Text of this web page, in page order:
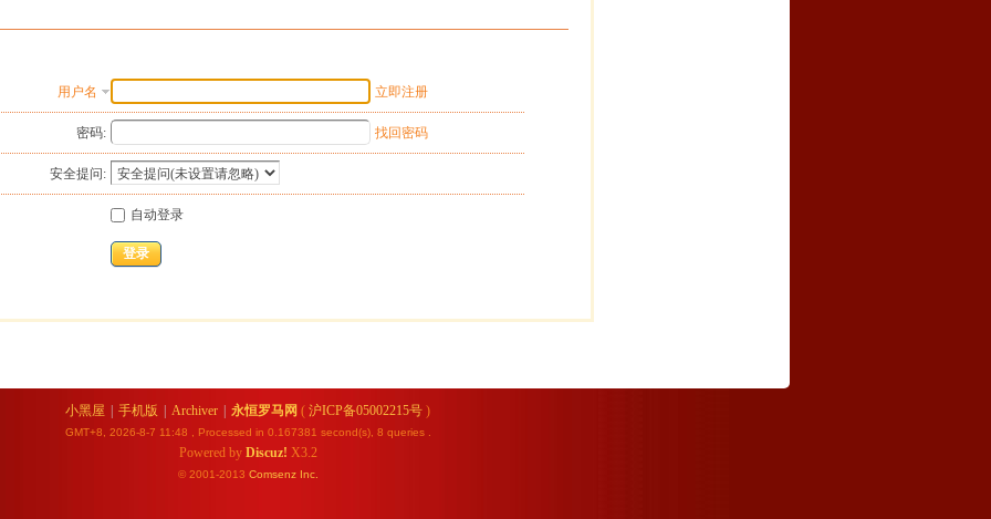
用户名 立即注册
密码: 找回密码
安全提问:
自动登录
登录
小黑屋 手机版 Archiver 永恒罗马网 ( 沪ICP备05002215号 )
GMT+8, 2026-8-7 11:48 , Processed in 0.167381 second(s), 8 queries .
Powered by Discuz! X3.2
© 2001-2013 Comsenz Inc.